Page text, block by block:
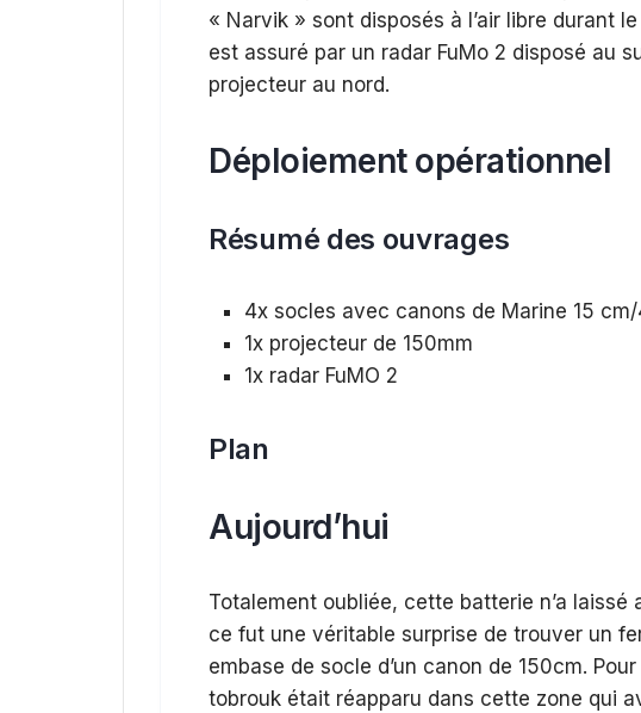
« Narvik » sont disposés à l’air libre durant
est assuré par un radar FuMo 2 disposé au
projecteur au nord.
Déploiement opérationnel
Résumé des ouvrages
4x socles avec canons de Marine 15
1x projecteur de 150mm
1x radar FuMO 2
Plan
Aujourd’hui
Totalement oubliée, cette batterie n’a
ce fut une véritable surprise de trouver un
embase de socle d’un canon de 150cm.
tobrouk était réapparu dans cette zone qui